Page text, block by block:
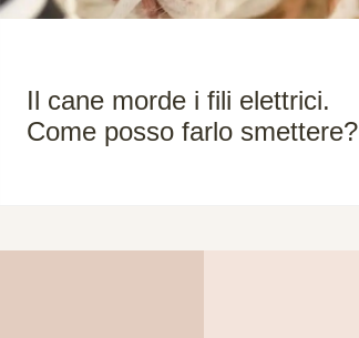
Il cane morde i fili elettrici.
Come posso farlo smettere?